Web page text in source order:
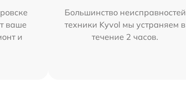
ваше
и
Большинство неисправностей
техники Kyvol мы устраняем в
течение 2 часов.